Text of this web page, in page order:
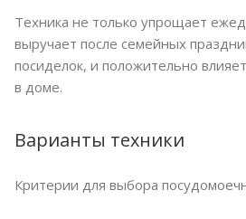
Техника не только упрощает
выручает после семейных
посиделок, и положительно
в доме.
Варианты техники
Критерии для выбора